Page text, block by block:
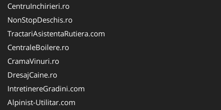
CentruInchirieri.ro
NonStopDeschis.ro
TractariAsistentaRutiera.com
CentraleBoilere.ro
CramaVinuri.ro
DresajCaine.ro
IntretinereGradini.com
Alpinist-Utilitar.com